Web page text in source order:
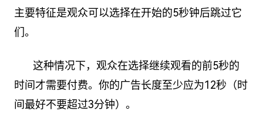
主要特征是观众可以选择在开始的5秒钟后跳过它
们。
这种情况下，观众在选择继续观看的前5秒的
时间才需要付费。你的广告长度至少应为12秒（时
间最好不要超过3分钟）。